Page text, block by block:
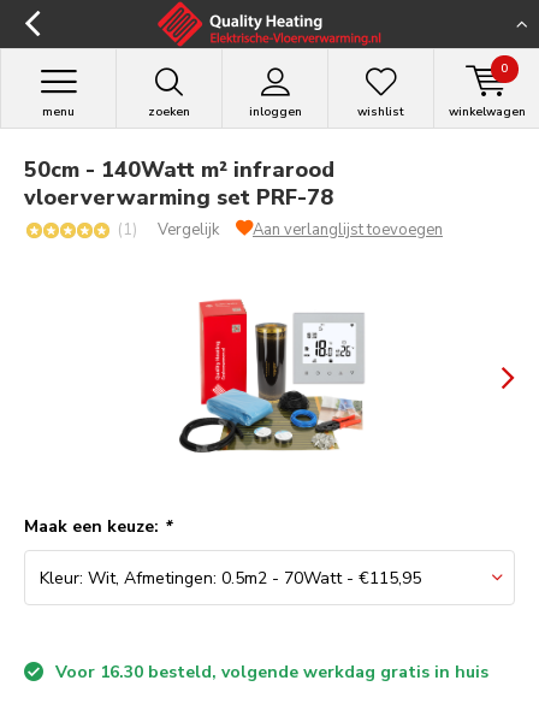
zoeken inloggen
menu wishlist winkelwagen
0
50cm - 140Watt m² infrarood
vloerverwarming set PRF-78
(1) Vergelijk Aan verlanglijst toevoegen
Maak een keuze: *
Voor 16.30 besteld, volgende werkdag gratis in huis